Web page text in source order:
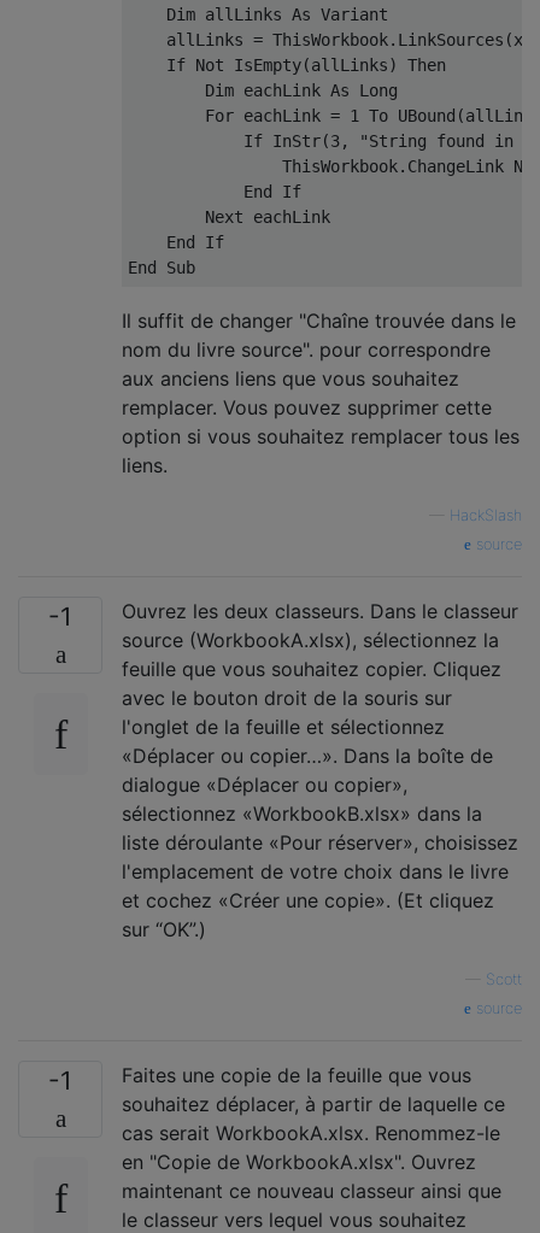
Dim allLinks As Variant
    allLinks
= ThisWorkbook. LinkSources (
If Not IsEmpty(allLinks)
Then
Dim eachLink As
Long
For eachLink = 1 To UBound (
If InStr(3,
"String found in
                ThisWorkbook
. ChangeLink
End
If
Next eachLink
End
If
End
Sub
Il suffit de changer "Chaîne trouvée dans le
nom du livre source". pour correspondre
aux anciens liens que vous souhaitez
remplacer. Vous pouvez supprimer cette
option si vous souhaitez remplacer tous les
liens.
HackSlash
source
-1
Ouvrez les deux classeurs. Dans le classeur
source (WorkbookA.xlsx), sélectionnez la
feuille que vous souhaitez copier. Cliquez
avec le bouton droit de la souris sur
l'onglet de la feuille et sélectionnez
«Déplacer ou copier…». Dans la boîte de
dialogue «Déplacer ou copier»,
sélectionnez «WorkbookB.xlsx» dans la
liste déroulante «Pour réserver», choisissez
l'emplacement de votre choix dans le livre
et cochez «Créer une copie». (Et cliquez
sur “OK”.)
Scott
source
-1
Faites une copie de la feuille que vous
souhaitez déplacer, à partir de laquelle ce
cas serait WorkbookA.xlsx. Renommez-le
en "Copie de WorkbookA.xlsx". Ouvrez
maintenant ce nouveau classeur ainsi que
le classeur vers lequel vous souhaitez